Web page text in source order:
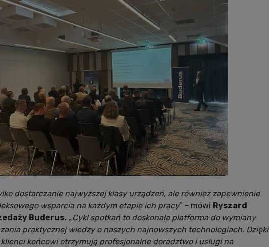
dostarczanie najwyższej klasy urządzeń, ale również zapewnienie
wsparcia na każdym etapie ich pracy” – mówi Ryszard
Buderus. „Cykl spotkań to doskonała platforma do wymiany
praktycznej wiedzy o naszych najnowszych technologiach. Dzięki
końcowi otrzymują profesjonalne doradztwo i usługi na